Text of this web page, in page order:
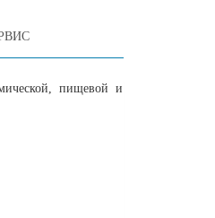
пищевой и